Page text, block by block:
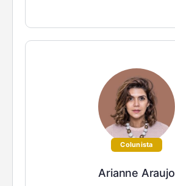
Colunista
Arianne Araujo